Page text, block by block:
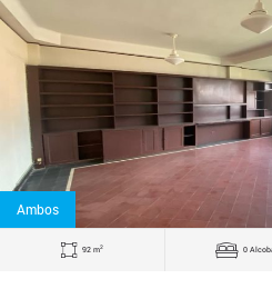
Ambos
92 m2 0